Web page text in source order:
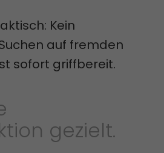
Kein
auf fremden
sofort griffbereit.
gezielt.